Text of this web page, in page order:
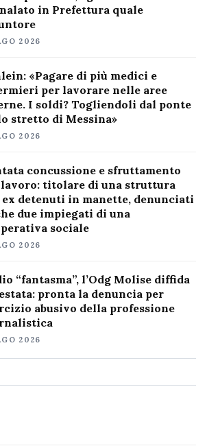
in Prefettura quale
2026
«Pagare di più medici e
per lavorare nelle aree
I soldi? Togliendoli dal ponte
stretto di Messina»
2026
concussione e sfruttamento
titolare di una struttura
ex detenuti in manette, denunciati
due impiegati di una
sociale
2026
“fantasma”, l’Odg Molise diffida
pronta la denuncia per
abusivo della professione
2026